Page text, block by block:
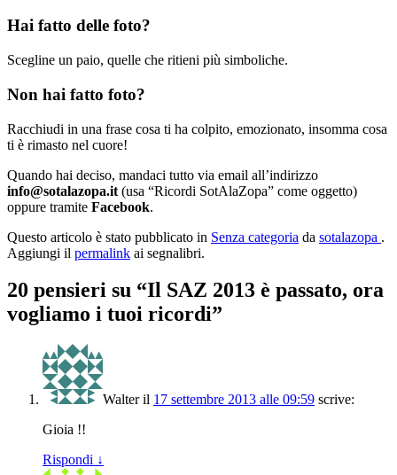
Hai fatto delle foto?
Scegline un paio, quelle che ritieni più simboliche.
Non hai fatto foto?
Racchiudi in una frase cosa ti ha colpito, emozionato, insomma cosa
ti è rimasto nel cuore!
Quando hai deciso, mandaci tutto via email all’indirizzo
info@sotalazopa.it (usa “Ricordi SotAlaZopa” come oggetto)
oppure tramite Facebook.
Questo articolo è stato pubblicato in Senza categoria da sotalazopa .
Aggiungi il permalink ai segnalibri.
20 pensieri su “Il SAZ 2013 è passato, ora
vogliamo i tuoi ricordi”
Walteril 17 settembre 2013 alle 09:59 scrive:
Gioia !!
Rispondi ↓